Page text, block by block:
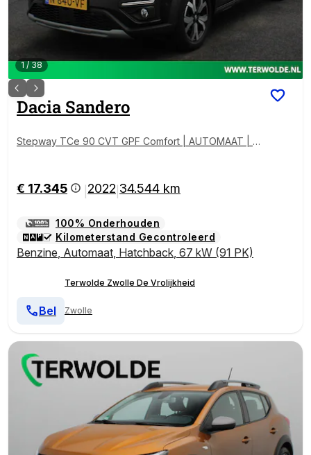
1 / 38
Dacia Sandero
Stepway TCe 90 CVT GPF Comfort | AUTOMAAT | N
€ 17.345 2022 34.544 km
100% Onderhouden
Kilometerstand Gecontroleerd
Benzine, Automaat, Hatchback, 67 kW (91 PK)
Terwolde Zwolle De Vrolijkheid
Zwolle
Bel